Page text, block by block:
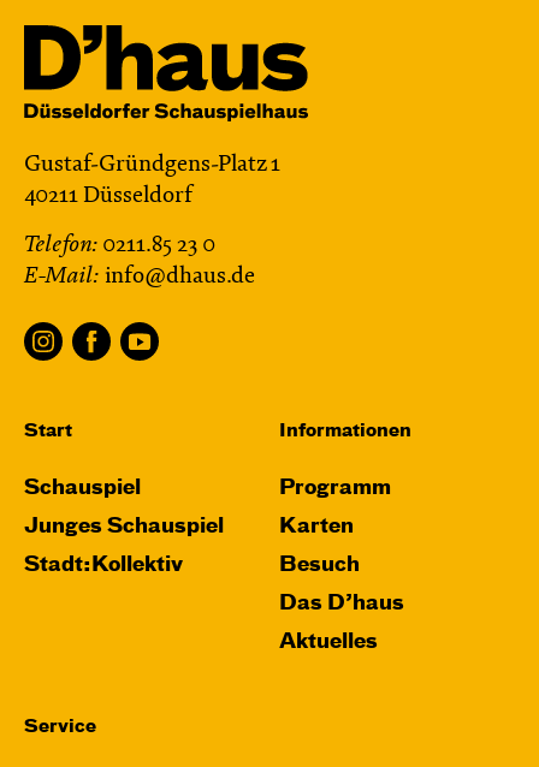
Gustaf-Gründgens-Platz 1
40211 Düsseldorf
Telefon: 0211.85 23 0
E-Mail: info@dhaus.de
Start
Schauspiel
Junges Schauspiel
Stadt:Kollektiv
Informationen
Programm
Karten
Besuch
Das D’haus
Aktuelles
Service